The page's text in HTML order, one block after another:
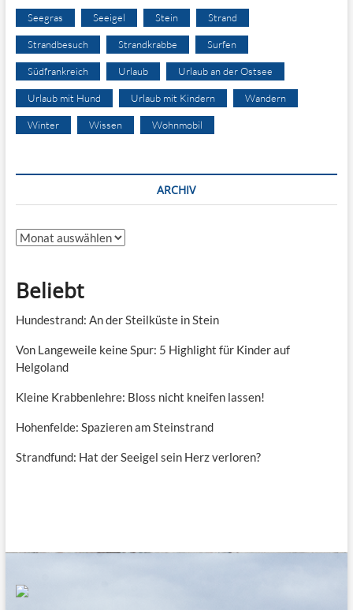
Seegras Seeigel Stein Strand
Strandbesuch Strandkrabbe Surfen
Südfrankreich Urlaub Urlaub an der Ostsee
Urlaub mit Hund Urlaub mit Kindern Wandern
Winter Wissen Wohnmobil
ARCHIV
Archiv
Beliebt
Hundestrand: An der Steilküste in Stein
Von Langeweile keine Spur: 5 Highlight für Kinder auf
Helgoland
Kleine Krabbenlehre: Bloss nicht kneifen lassen!
Hohenfelde: Spazieren am Steinstrand
Strandfund: Hat der Seeigel sein Herz verloren?